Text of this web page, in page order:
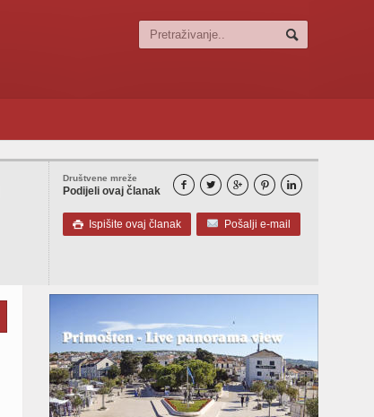
Društvene mreže
Podijeli ovaj članak     
 Ispišite ovaj članak Pošalji e-mail